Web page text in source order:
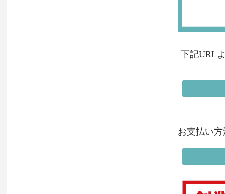
下記URL
お支払い